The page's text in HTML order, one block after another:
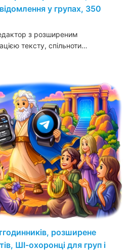
у групах, 350
з розширеним
тексту, спільноти…
розширене
ШІ-охоронці для груп і